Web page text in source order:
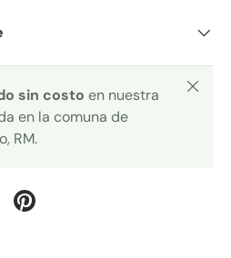
sin costo en nuestra
en la comuna de
RM.
Cerrar